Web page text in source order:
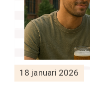
18 januari 2026